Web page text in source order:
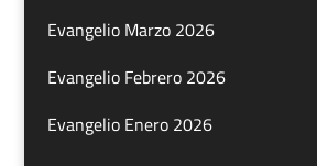
Evangelio Marzo 2026
Evangelio Febrero 2026
Evangelio Enero 2026